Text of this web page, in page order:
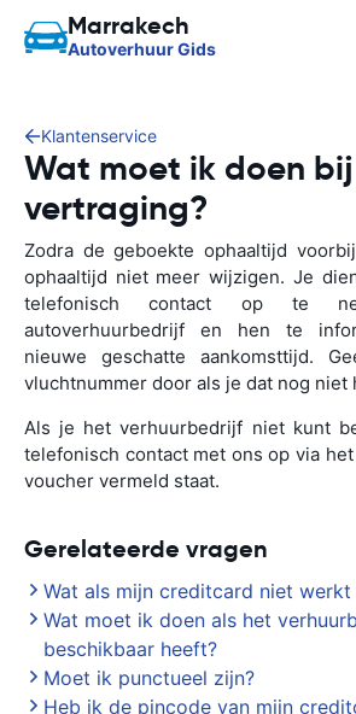
Marrakech
Autoverhuur Gids
Klantenservice
Wat moet ik doen bij
vertraging?
Zodra de geboekte ophaaltijd
ophaaltijd niet meer wijzigen. Je
telefonisch contact op te
autoverhuurbedrijf en hen te
nieuwe geschatte aankomsttijd.
vluchtnummer door als je dat nog niet
Als je het verhuurbedrijf niet kunt
telefonisch contact met ons op via
voucher vermeld staat.
Gerelateerde vragen
Wat als mijn creditcard niet
Wat moet ik doen als het
beschikbaar heeft?
Moet ik punctueel zijn?
Heb ik de pincode van mijn